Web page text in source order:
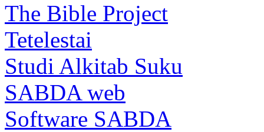
The Bible Project
Tetelestai
Studi Alkitab Suku
SABDA web
Software SABDA